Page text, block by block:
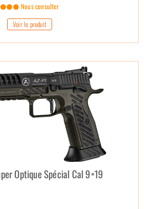
Nous consulter
Voir le produit
Optique Spécial Cal 9×19